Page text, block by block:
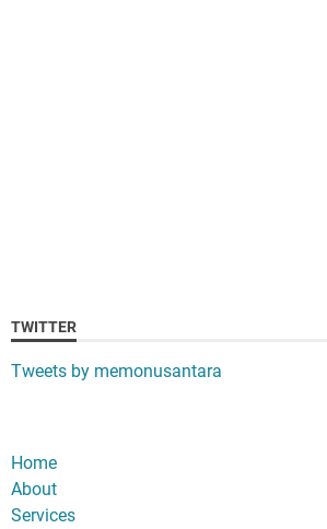
TWITTER
Tweets by memonusantara
Home
About
Services